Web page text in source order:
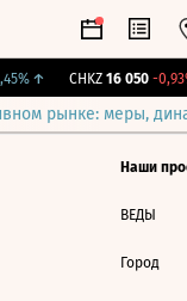
↑ CHKZ 16 050 -
рынке: меры,
Наши
ВЕДЫ
Город